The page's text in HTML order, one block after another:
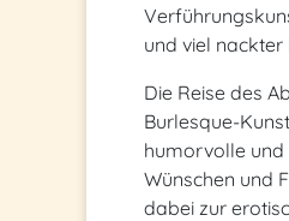
und viel
Die Reise des
Burlesque-
humorvolle und
Wünschen und
dabei zur